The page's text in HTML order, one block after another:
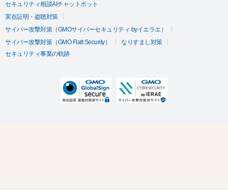
セキュリティ相談AIチャットボット
実在証明・盗聴対策
サイバー攻撃対策（GMOサイバーセキュリティ byイエラエ）
サイバー攻撃対策（GMO Flatt Security）
なりすまし対策
セキュリティ事業の軌跡